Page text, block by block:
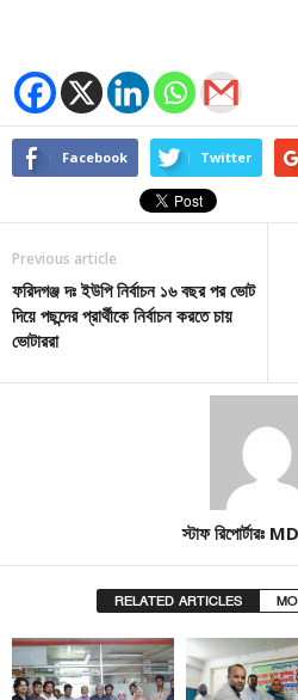
Facebook Twitter
Previous article
ফরিদগঞ্জ দঃ ইউপি নির্বাচন ১৬ বছর পর ভোট
দিয়ে পছন্দের প্রার্থীকে নির্বাচন করতে চায়
ভোটাররা
স্টাফ রিপোর্টারঃ
RELATED ARTICLES